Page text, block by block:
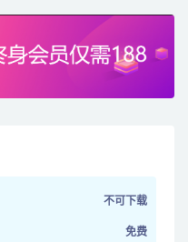
不可下载
免费